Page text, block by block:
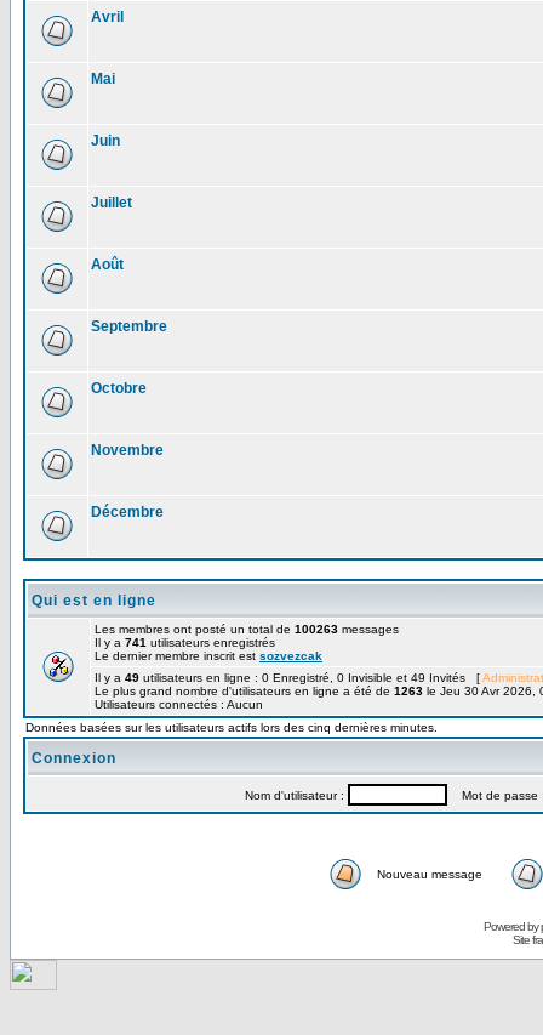
Avril
Mai
Juin
Juillet
Août
Septembre
Octobre
Novembre
Décembre
Qui est en ligne
Les membres ont posté un total de 100263 messages
Il y a 741 utilisateurs enregistrés
Le dernier membre inscrit est sozvezcak
Il y a 49 utilisateurs en ligne : 0 Enregistré, 0 Invisible et 49 Invités [
Le plus grand nombre d'utilisateurs en ligne a été de 1263 le Jeu 30 Avr 2026,
Utilisateurs connectés : Aucun
Données basées sur les utilisateurs actifs lors des cinq dernières minutes.
Connexion
Nom d'utilisateur : Mot de passe
Nouveau message
Powered by
Site